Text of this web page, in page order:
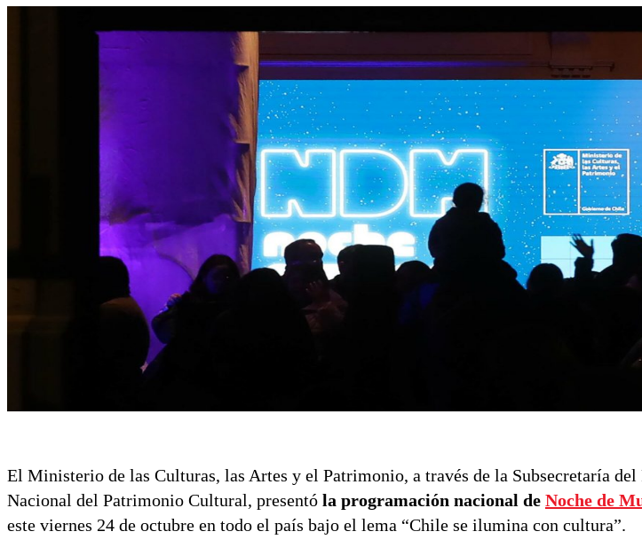
El Ministerio de las Culturas, las Artes y el Patrimonio, a través de la Subsecretaría
Nacional del Patrimonio Cultural, presentó la programación nacional de Noche de
este viernes 24 de octubre en todo el país bajo el lema “Chile se ilumina con cultura”.